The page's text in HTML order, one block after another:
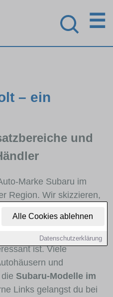
Alle Cookies ablehnen
Datenschutzerklärung
☰
– ein
und
Marke Subaru im
Region. Wir skizzieren,
Subaru stark vertreten
im Stadt- und
und für welche
ist. Viele
und
Subaru-Modelle im
Links gelangst du bei